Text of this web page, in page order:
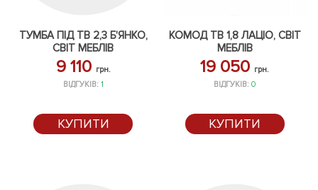
ТУМБА ПІД ТВ 2,3 Б'ЯНКО,
СВІТ МЕБЛІВ
9 110 грн.
ВІДГУКІВ: 1
КУПИТИ
КОМОД ТВ 1,8 ЛАЦІО, СВІТ
МЕБЛІВ
19 050 грн.
ВІДГУКІВ:0
КУПИТИ